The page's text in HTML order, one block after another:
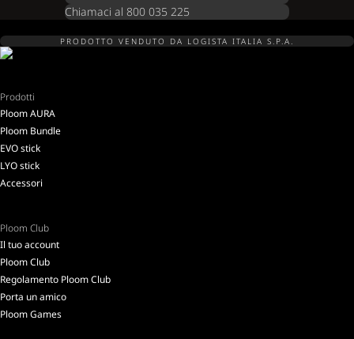
Chiamaci al 800 035 225
PRODOTTO VENDUTO DA LOGISTA ITALIA S.P.A.
Prodotti
Ploom AURA
Ploom Bundle
EVO stick
LYO stick
Accessori
Ploom Club
Il tuo account
Ploom Club
Regolamento Ploom Club
Porta un amico
Ploom Games